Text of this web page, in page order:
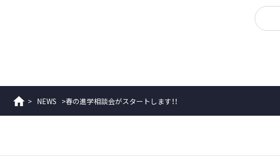
ホーム
> NEWS >春の進学相談会がスタートします！！